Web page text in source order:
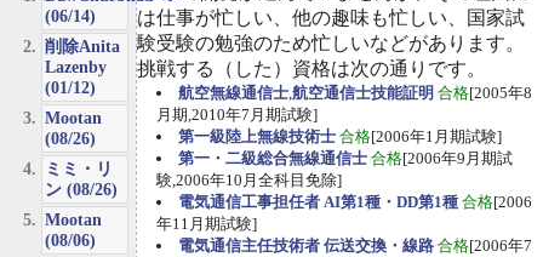
は仕事が忙しい、他の趣味も忙しい、国家試
験受験の勉強のため忙しいなどがあります。
挑戦する（した）資格は次の通りです。
航空無線通信士,航空通信士技能証明 合格[2005年8
月期,2010年7月期試験]
第一級陸上無線技術士 合格[2006年1月期試験]
第一・二級総合無線通信士 合格[2006年9月期試
験,2006年10月全科目免除]
電気通信工事担任者 AI第1種・DD第1種 合格[2006
年11月期試験]
電気通信主任技術者 伝送交換・線路 合格[2006年7
(06/14)
削除Anita
Lazenby
(01/12)
Mootan
(08/26)
ミミ・リ
ン (08/26)
Mootan
(08/06)